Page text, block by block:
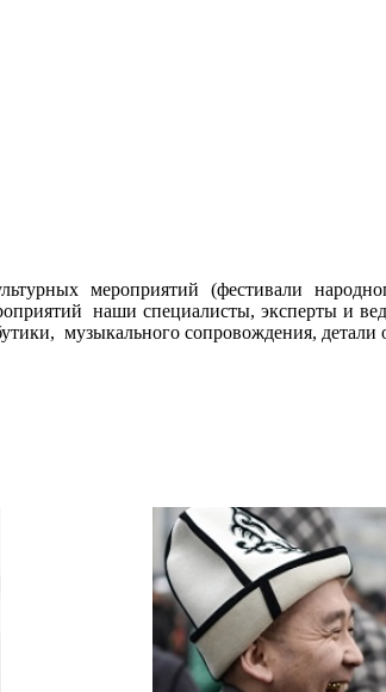
мероприятий (фестивали
наши специалисты, эксперты и
музыкального сопровождения, детали